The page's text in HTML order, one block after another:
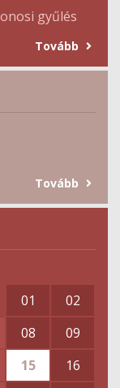
gyűlés
Tovább
Tovább
01
02
08
09
15
16